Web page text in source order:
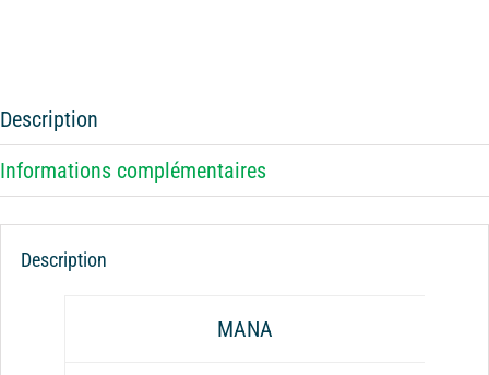
Petite
Frenchie
Description
Informations complémentaires
Description
MANA